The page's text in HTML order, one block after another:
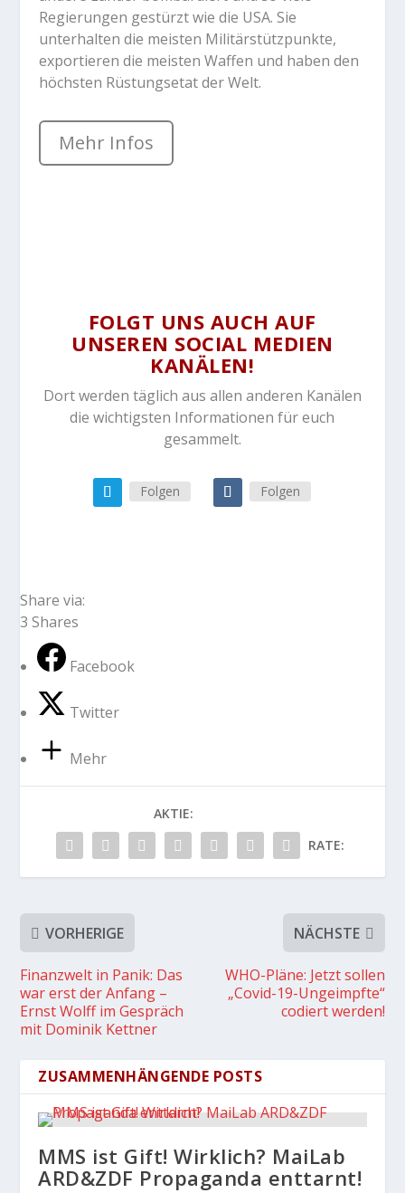
Regierungen gestürzt wie die USA. Sie
unterhalten die meisten Militärstützpunkte,
exportieren die meisten Waffen und haben den
höchsten Rüstungsetat der Welt.
Mehr Infos
FOLGT UNS AUCH AUF
UNSEREN SOCIAL MEDIEN
KANÄLEN!
Dort werden täglich aus allen anderen Kanälen
die wichtigsten Informationen für euch
gesammelt.
Folgen Folgen
Share via:
3 Shares
Facebook
Twitter
Mehr
AKTIE:
RATE:
VORHERIGE
Finanzwelt in Panik: Das
war erst der Anfang –
Ernst Wolff im Gespräch
mit Dominik Kettner
NÄCHSTE
WHO-Pläne: Jetzt sollen
„Covid-19-Ungeimpfte“
codiert werden!
ZUSAMMENHÄNGENDE POSTS
MMS ist Gift! Wirklich? MaiLab
ARD&ZDF Propaganda enttarnt!